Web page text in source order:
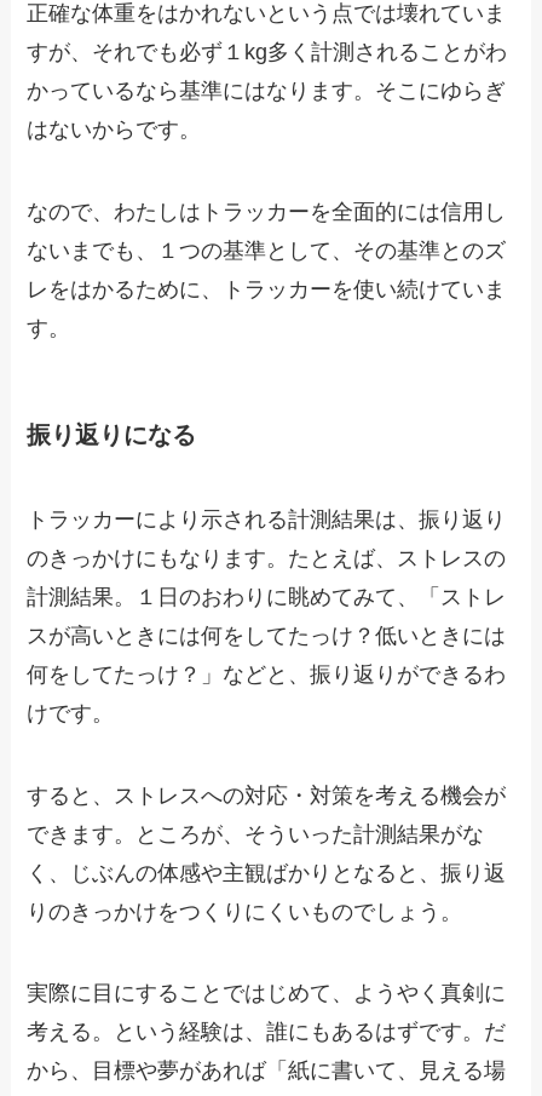
正確な体重をはかれないという点では壊れていま
すが、それでも必ず１kg多く計測されることがわ
かっているなら基準にはなります。そこにゆらぎ
はないからです。
なので、わたしはトラッカーを全面的には信用し
ないまでも、１つの基準として、その基準とのズ
レをはかるために、トラッカーを使い続けていま
す。
振り返りになる
トラッカーにより示される計測結果は、振り返り
のきっかけにもなります。たとえば、ストレスの
計測結果。１日のおわりに眺めてみて、「ストレ
スが高いときには何をしてたっけ？低いときには
何をしてたっけ？」などと、振り返りができるわ
けです。
すると、ストレスへの対応・対策を考える機会が
できます。ところが、そういった計測結果がな
く、じぶんの体感や主観ばかりとなると、振り返
りのきっかけをつくりにくいものでしょう。
実際に目にすることではじめて、ようやく真剣に
考える。という経験は、誰にもあるはずです。だ
から、目標や夢があれば「紙に書いて、見える場